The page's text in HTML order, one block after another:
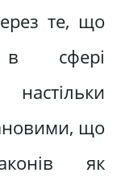
те, що
в сфері
що
як